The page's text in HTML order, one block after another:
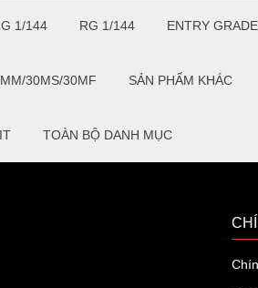
1/144 RG 1/144 ENTRY GRADE
30MS/30MF SẢN PHẨM KHÁC
TOÀN BỘ DANH MỤC